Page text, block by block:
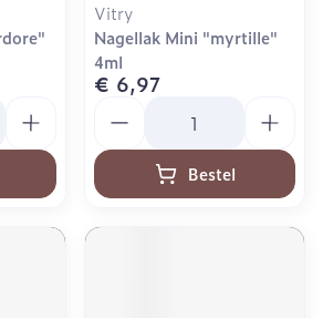
Vitry
Nagellak Mini "myrtille"
4ml
€ 6,97
Bestel